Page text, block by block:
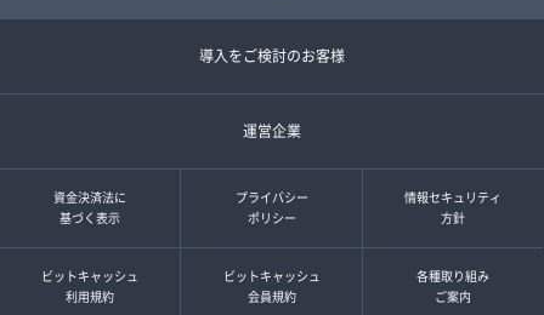
導入をご検討のお客様
運営企業
資金決済法に
基づく表示
プライバシー
ポリシー
情報セキュリティ
方針
ビットキャッシュ
利用規約
ビットキャッシュ
会員規約
各種取り組み
ご案内